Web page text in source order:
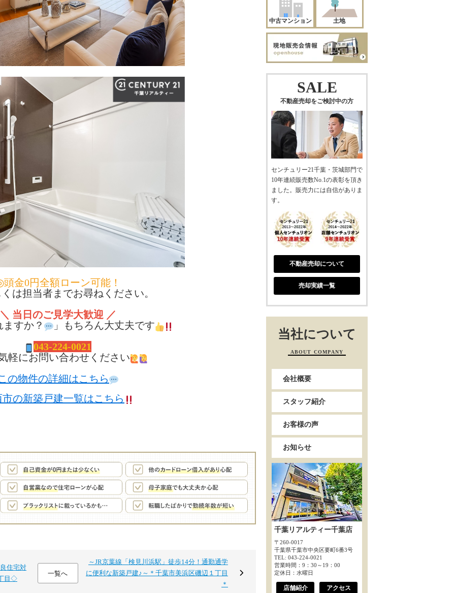
金0円全額ローン可能！
担当者までお尋ねください。
＼ 当日のご見学大歓迎 ／
すか？
」もちろん大丈夫です
043-224-0021
軽にお問い合わせください
の物件の詳細はこちら
市の新築戸建一覧はこちら
住宅対
目◇
一覧へ
～JR京葉線「検見川浜駅」徒歩14分！通勤通学
に便利な新築戸建♪～＊千葉市美浜区磯辺１丁目
＊
中古マンション 土地
SALE
不動産売却をご検討中の方
センチュリー21千葉・茨城部門で
10年連続販売数No.1の表彰を頂き
ました。販売力には自信がありま
す。
不動産売却について
売却実績一覧
当社について
ABOUT COMPANY
会社概要
スタッフ紹介
お客様の声
お知らせ
千葉リアルティー千葉店
〒260-0017
千葉県千葉市中央区要町6番3号
TEL: 043-224-0021
営業時間：9：30～19：00
定休日：水曜日
店舗紹介 アクセス